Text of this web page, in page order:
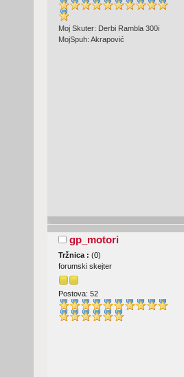
Moj Skuter: Derbi Rambla 300i
MojSpuh: Akrapović
gp_motori
Tržnica : (0)
forumski skejter
Postova: 52